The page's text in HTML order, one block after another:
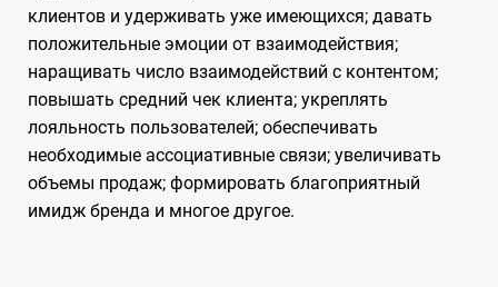
клиентов и удерживать уже имеющихся; давать
положительные эмоции от взаимодействия;
наращивать число взаимодействий с контентом;
повышать средний чек клиента; укреплять
лояльность пользователей; обеспечивать
необходимые ассоциативные связи; увеличивать
объемы продаж; формировать благоприятный
имидж бренда и многое другое.